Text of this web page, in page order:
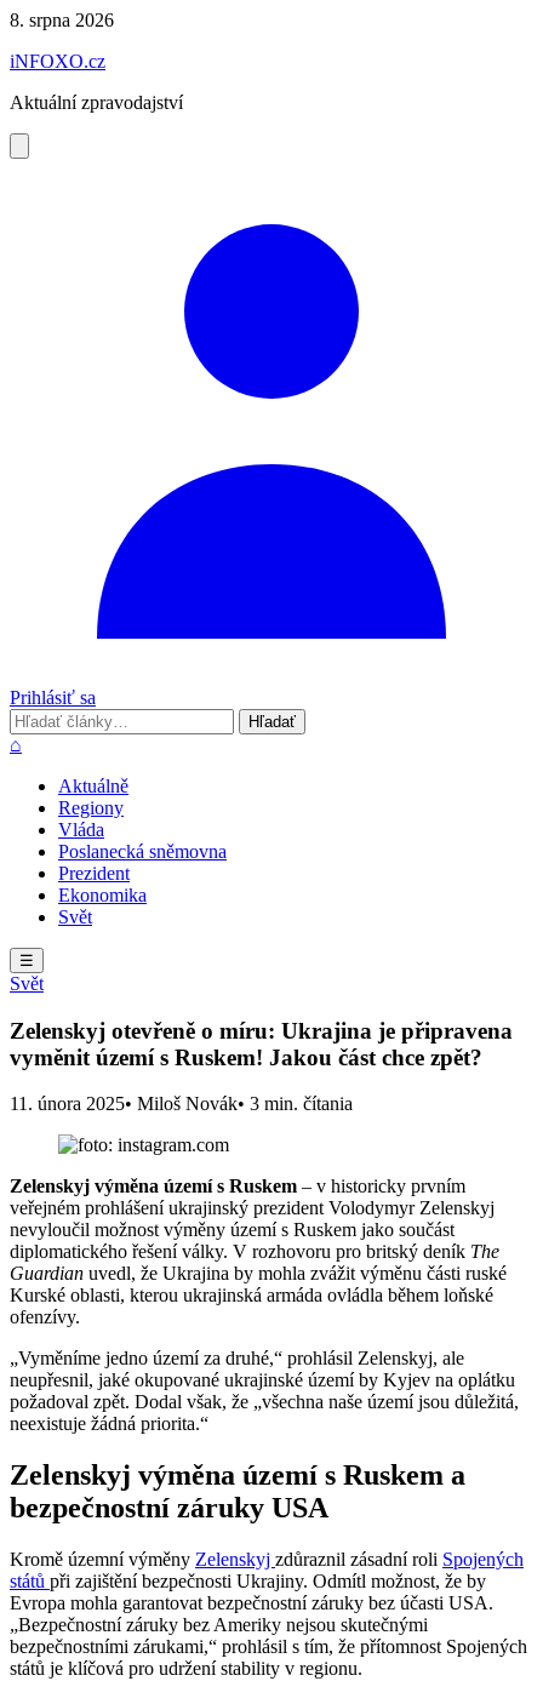
Preskočiť
obsah
8. srpna 2026
iNFOXO.cz
Aktuální zpravodajství
Prihlásiť sa
Hľadať
Hľadať
⌂
Aktuálně
Regiony
Vláda
Poslanecká sněmovna
Prezident
Ekonomika
Svět
☰
Svět
Zelenskyj otevřeně o míru: Ukrajina je připravena
vyměnit území s Ruskem! Jakou část chce zpět?
11. února 2025• Miloš Novák• 3 min. čítania
Zelenskyj výměna území s Ruskem – v historicky prvním
veřejném prohlášení ukrajinský prezident Volodymyr Zelenskyj
nevyloučil možnost výměny území s Ruskem jako součást
diplomatického řešení války. V rozhovoru pro britský deník The
Guardian uvedl, že Ukrajina by mohla zvážit výměnu části ruské
Kurské oblasti, kterou ukrajinská armáda ovládla během loňské
ofenzívy.
„Vyměníme jedno území za druhé,“ prohlásil Zelenskyj, ale
neupřesnil, jaké okupované ukrajinské území by Kyjev na oplátku
požadoval zpět. Dodal však, že „všechna naše území jsou důležitá,
neexistuje žádná priorita.“
Zelenskyj výměna území s Ruskem a
bezpečnostní záruky USA
Kromě územní výměny Zelenskyj zdůraznil zásadní roli Spojených
států při zajištění bezpečnosti Ukrajiny. Odmítl možnost, že by
Evropa mohla garantovat bezpečnostní záruky bez účasti USA.
„Bezpečnostní záruky bez Ameriky nejsou skutečnými
bezpečnostními zárukami,“ prohlásil s tím, že přítomnost Spojených
států je klíčová pro udržení stability v regionu.